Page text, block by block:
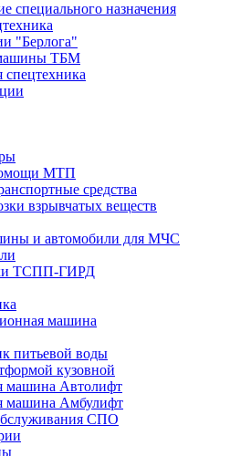
специального назначения
"Берлога"
ТБМ
МТП
средства
взрывчатых веществ
и автомобили для МЧС
ТСПП-ГИРД
машина
питьевой воды
кузовной
машина Автолифт
машина Амбулифт
СПО